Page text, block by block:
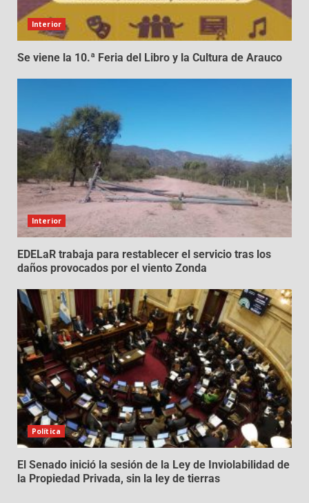
Interior
Se viene la 10.ª Feria del Libro y la Cultura de Arauco
Interior
EDELaR trabaja para restablecer el servicio tras los
daños provocados por el viento Zonda
Política
El Senado inició la sesión de la Ley de Inviolabilidad de
la Propiedad Privada, sin la ley de tierras